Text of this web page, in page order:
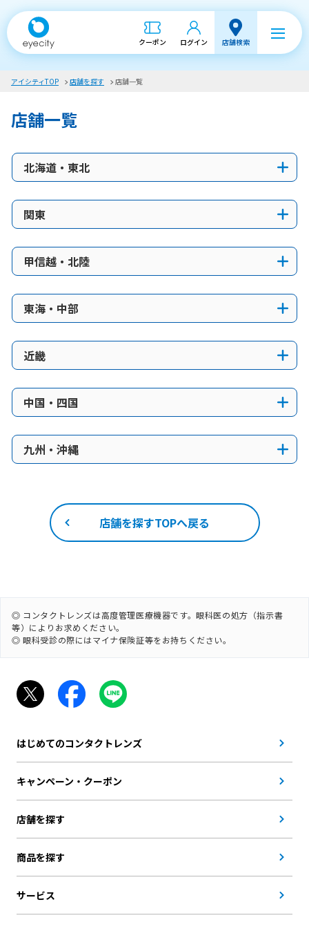
クーポン ログイン 店舗検索
アイシティTOP 店舗を探す 店舗一覧
店舗一覧
北海道・東北
関東
甲信越・北陸
東海・中部
近畿
中国・四国
九州・沖縄
店舗を探すTOPへ戻る
◎ コンタクトレンズは高度管理医療機器です。眼科医の処方（指示書
等）によりお求めください。
◎ 眼科受診の際にはマイナ保険証等をお持ちください。
はじめてのコンタクトレンズ
キャンペーン・クーポン
店舗を探す
商品を探す
サービス